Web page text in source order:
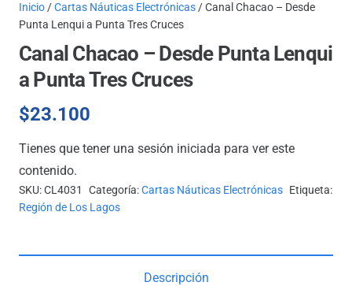
Inicio /Cartas Náuticas Electrónicas / Canal Chacao – Desde
Punta Lenqui a Punta Tres Cruces
Canal Chacao – Desde Punta Lenqui
a Punta Tres Cruces
$23.100
Tienes que tener una sesión iniciada para ver este
contenido.
SKU:CL4031 Categoría:Cartas Náuticas Electrónicas Etiqueta:
Región de Los Lagos
Descripción